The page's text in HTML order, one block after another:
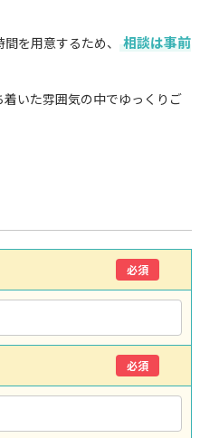
を用意するため、
相談は事前
いた雰囲気の中でゆっくりご
必須
必須